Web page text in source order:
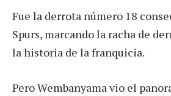
Fue la derrota número 18
Spurs, marcando la racha de
la historia de la franquicia.
Pero Wembanyama vio el